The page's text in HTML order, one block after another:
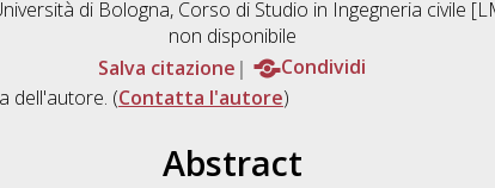
di Bologna, Corso di Studio in Ingegneria civile
non disponibile
Salva citazione
Condividi
dell'autore. (Contatta l'autore)
Abstract